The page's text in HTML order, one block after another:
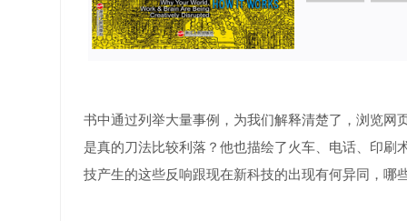
书中通过列举大量事例，为我们解释清楚了，浏览网
是真的刀法比较利落？他也描绘了火车、电话、印
技产生的这些反响跟现在新科技的出现有何异同，哪